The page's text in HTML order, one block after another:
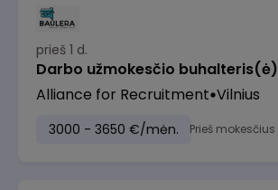
prieš 1 d.
Darbo užmokesčio buhalteris(ė)
Alliance for Recruitment Vilnius
3000 - 3650 €/mėn. Prieš mokesčius